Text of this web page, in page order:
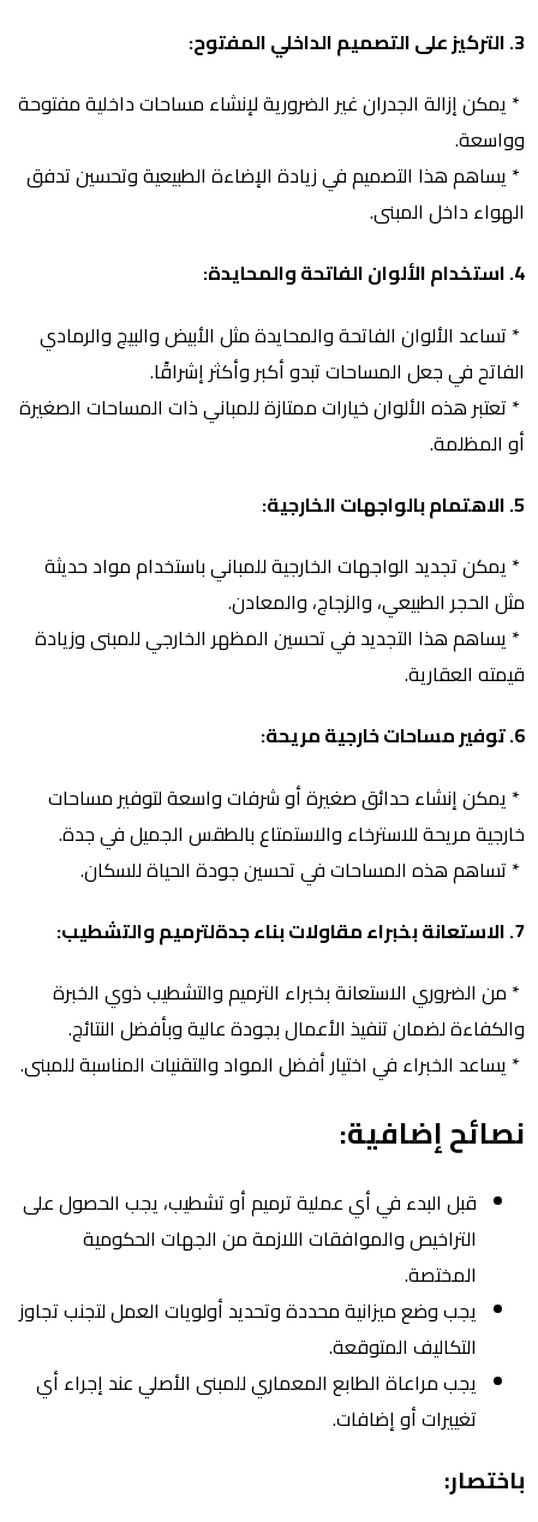
3. التركيز على التصميم الداخلي المفتوح:
* يمكن إزالة الجدران غير الضرورية لإنشاء مساحات داخلية مفتوحة
وواسعة.
* يساهم هذا التصميم في زيادة الإضاءة الطبيعية وتحسين تدفق
الهواء داخل المبنى.
4. استخدام الألوان الفاتحة والمحايدة:
* تساعد الألوان الفاتحة والمحايدة مثل الأبيض والبيج والرمادي
الفاتح في جعل المساحات تبدو أكبر وأكثر إشراقًا.
* تعتبر هذه الألوان خيارات ممتازة للمباني ذات المساحات الصغيرة
أو المظلمة.
5. الاهتمام بالواجهات الخارجية:
* يمكن تجديد الواجهات الخارجية للمباني باستخدام مواد حديثة
مثل الحجر الطبيعي، والزجاج، والمعادن.
* يساهم هذا التجديد في تحسين المظهر الخارجي للمبنى وزيادة
قيمته العقارية.
6. توفير مساحات خارجية مريحة:
* يمكن إنشاء حدائق صغيرة أو شرفات واسعة لتوفير مساحات
خارجية مريحة للاسترخاء والاستمتاع بالطقس الجميل في جدة.
* تساهم هذه المساحات في تحسين جودة الحياة للسكان.
7. الاستعانة بخبراء مقاولات بناء جدةلترميم والتشطيب:
* من الضروري الاستعانة بخبراء الترميم والتشطيب ذوي الخبرة
والكفاءة لضمان تنفيذ الأعمال بجودة عالية وبأفضل النتائج.
* يساعد الخبراء في اختيار أفضل المواد والتقنيات المناسبة للمبنى.
نصائح إضافية:
قبل البدء في أي عملية ترميم أو تشطيب، يجب الحصول على
التراخيص والموافقات اللازمة من الجهات الحكومية
المختصة.
يجب وضع ميزانية محددة وتحديد أولويات العمل لتجنب تجاوز
التكاليف المتوقعة.
يجب مراعاة الطابع المعماري للمبنى الأصلي عند إجراء أي
تغييرات أو إضافات.
باختصار: